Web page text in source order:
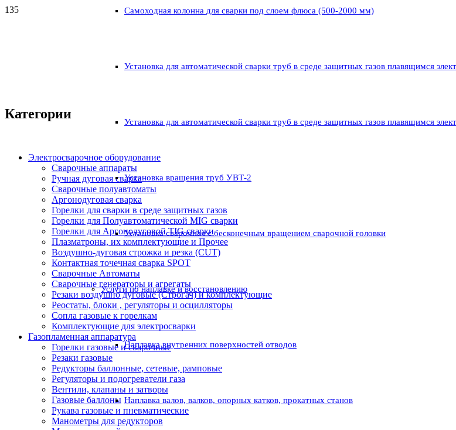
Самоходная колонна для сварки под слоем флюса (500-2000 мм)
Установка для автоматической сварки труб в среде защитных газов плавящимся
Установка для автоматической сварки труб в среде защитных газов плавящимся
Установка вращения труб УВТ-2
Установка сварочная с бесконечным вращением сварочной головки
Услуги по наплавке и восстановлению
Наплавка внутренних поверхностей отводов
Наплавка валов, валков, опорных катков, прокатных станов
Категории
Электросварочное оборудование
Сварочные аппараты
Ручная дуговая сварка
Сварочные полуавтоматы
Аргонодуговая сварка
Горелки для сварки в среде защитных газов
Горелки для Полуавтоматической MIG сварки
Горелки для Аргонодуговой TIG сварки
Плазматроны, их комплектующие и Прочее
Воздушно-дуговая строжка и резка (CUT)
Контактная точечная сварка SPOT
Сварочные Автоматы
Сварочные генераторы и агрегаты
Резаки воздушно дуговые (Строгач) и комплектующие
Реостаты, блоки , регуляторы и осцилляторы
Сопла газовые к горелкам
Комплектующие для электросварки
Газопламенная аппаратура
Горелки газовые и сварочные
Резаки газовые
Редукторы баллонные, сетевые, рамповые
Регуляторы и подогреватели газа
Вентили, клапаны и затворы
Газовые баллоны
Рукава газовые и пневматические
Манометры для редукторов